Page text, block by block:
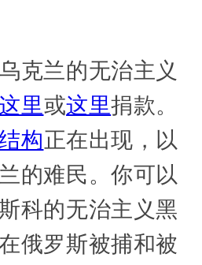
克兰的无治主义
里或这里捐款。
构正在出现，以
的难民。你可以
科的无治主义黑
俄罗斯被捕和被